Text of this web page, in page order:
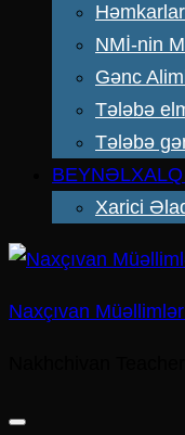
NMİ-nin
Gənc
Tələbə
Tələbə
Xarici
Naxçıvan